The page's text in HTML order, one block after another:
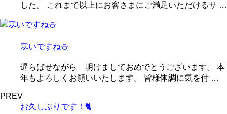
した。 これまで以上にお客さまにご満足いただけるサ …
寒いですね⛄
遅らばせながら 明けましておめでとうございます。 本
年もよろしくお願いいたします。 皆様体調に気を付 …
PREV
お久しぶりです！🐈